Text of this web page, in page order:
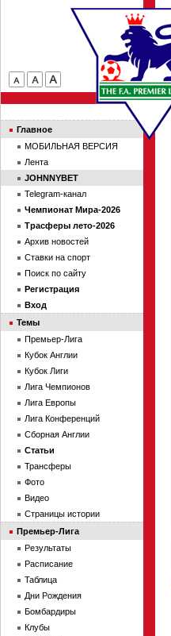
Главное
МОБИЛЬНАЯ ВЕРСИЯ
Лента
JOHNNYBET
Telegram-канал
Чемпионат Мира-2026
Трасферы лето-2026
Архив новостей
Ставки на спорт
Поиск по сайту
Регистрация
Вход
Темы
Премьер-Лига
Кубок Англии
Кубок Лиги
Лига Чемпионов
Лига Европы
Лига Конференций
Сборная Англии
Статьи
Трансферы
Фото
Видео
Страницы истории
Премьер-Лига
Результаты
Расписание
Таблица
Дни Рождения
Бомбардиры
Клубы